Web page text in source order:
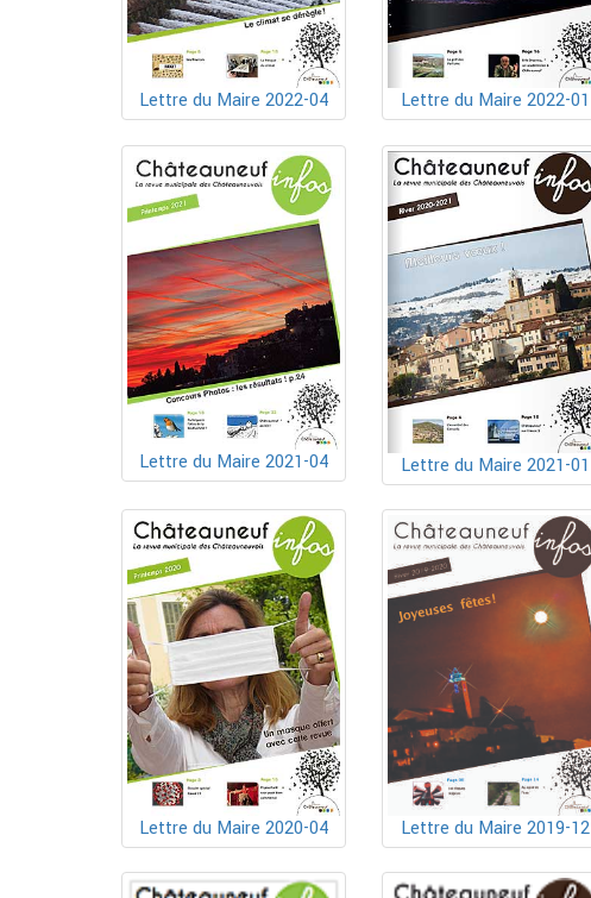
Lettre du Maire 2022-04 Lettre du Maire 2022-01
Lettre du Maire 2021-04 Lettre du Maire 2021-01
Lettre du Maire 2020-04 Lettre du Maire 2019-12